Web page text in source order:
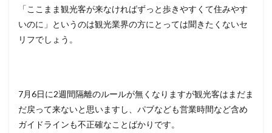
「ここまま観光客が来なければずっと歩きやすくて住みやす
いのに」というのは観光業界の方にとっては聞きたくないセ
リフでしょう。
7月6日に2週間隔離のルールが無くなりますが観光客はまだま
だ戻って来ないと思いますし、パブなども営業時間など含め
ガイドラインも不正確なことばかりです。